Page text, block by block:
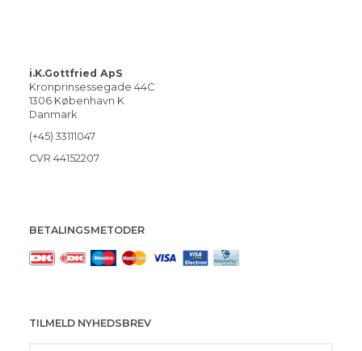
i.K.Gottfried ApS
Kronprinsessegade 44C
1306 København K
Danmark
(+45) 33111047
CVR 44152207
BETALINGSMETODER
TILMELD NYHEDSBREV